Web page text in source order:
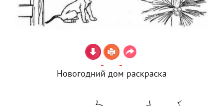
Новогодний дом раскраска